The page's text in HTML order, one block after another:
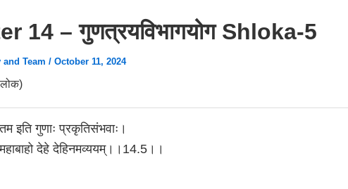
14 – गुणत्रयविभागयोग Shloka-5
and Team / October 11, 2024
इति गुणाः प्रकृतिसंभवाः।
महाबाहो देहे देहिनमव्ययम्।।14.5।।